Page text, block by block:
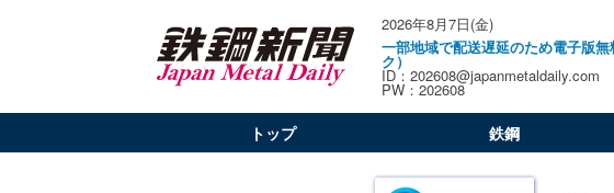
2026年8月7日(金)
一部地域で配送遅延のため電子版
ク）
ID：202608@japanmetaldaily.com
PW：202608
トップ 鉄鋼